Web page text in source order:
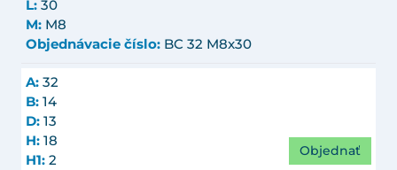
L: 30
M: M8
Objednávacie číslo: BC 32 M8x30
A: 32
B: 14
D: 13
H: 18
H1: 2
Objednať